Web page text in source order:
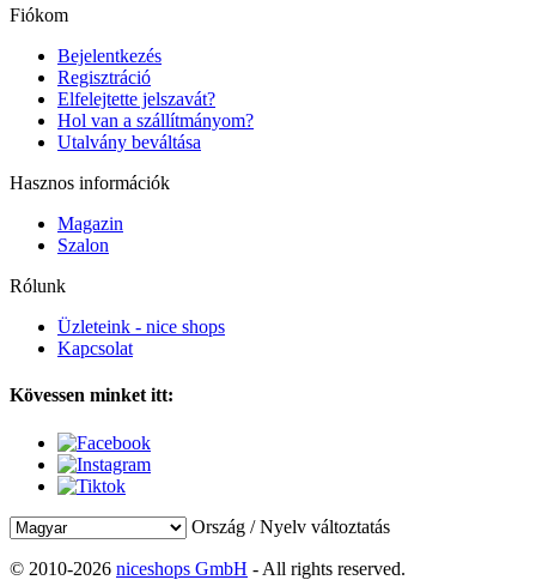
Fiókom
Bejelentkezés
Regisztráció
Elfelejtette jelszavát?
Hol van a szállítmányom?
Utalvány beváltása
Hasznos információk
Magazin
Szalon
Rólunk
Üzleteink - nice shops
Kapcsolat
Kövessen minket itt:
Ország / Nyelv változtatás
© 2010-2026 niceshops GmbH - All rights reserved.